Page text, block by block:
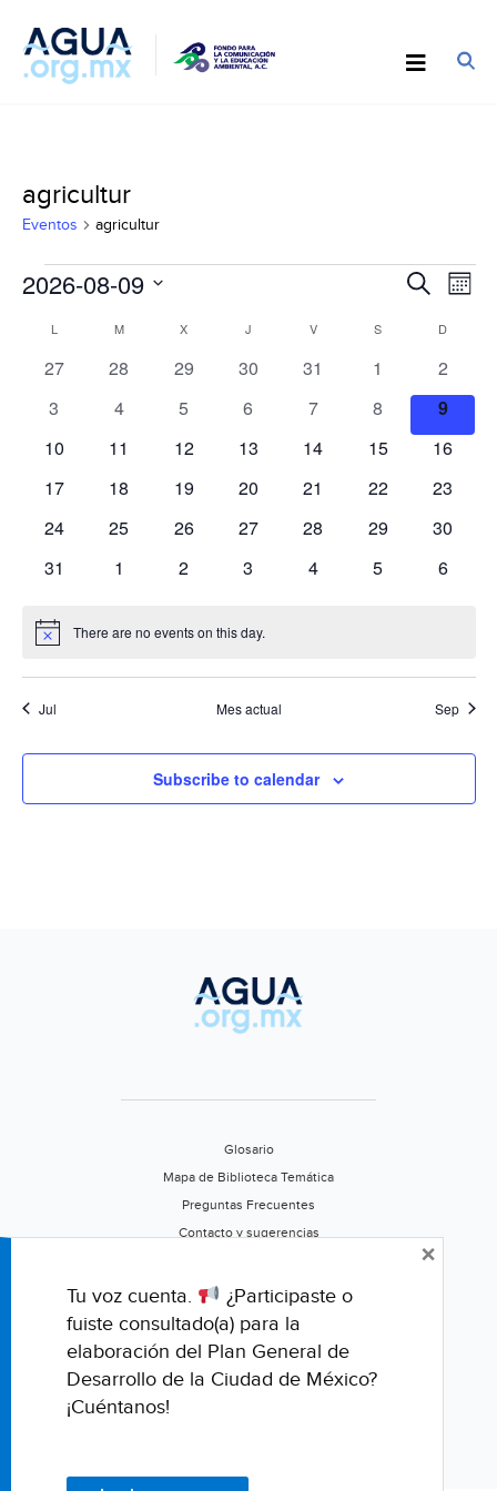
agricultur
Eventos agricultur
Eventos
vistas
Buscar
Mes
2026-08-09
fecha.
Calendario
de
Eventos
L MMARTES X MIÉRCOLES
J VVIERNES S D
0
27
0
28
0
29
0
30
0
31
0
eventos
1
0
2
0
3
0
4
0
5
0
6
0
7
0
eventos
8
0
9
0
10
0
11
0
12
0
13
0
14
0
15
0
16
0
17
0
18
0
19
0
20
0
21
0
22
0
23
0
24
0
25
0
26
0
27
0
28
0
29
0
30
0
31
0
1
0
2
0
3
0
4
0
5
0
6
Notice There are no events on this day.
Jul Mes actual Sep
Subscribe to calendar
Glosario
Mapa de Biblioteca Temática
Preguntas Frecuentes
Contacto y sugerencias
Califica este portal
Tu voz cuenta.
¿Participaste o
fuiste consultado(a) para la
elaboración del Plan General de
Desarrollo de la Ciudad de México?
¡Cuéntanos!
×